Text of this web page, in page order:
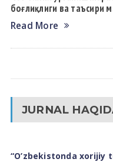
боғлиқлиги ва таъсири
Read More
JURNAL
“O’zbekistonda xorijiy